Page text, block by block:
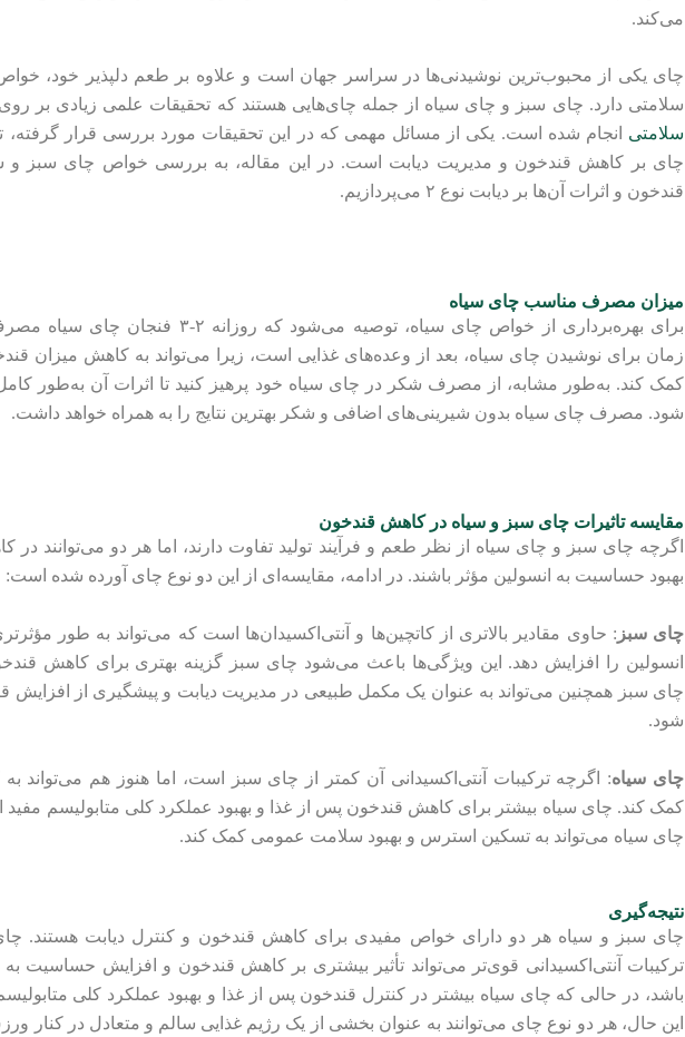
می‌کند.
چای یکی از محبوب‌ترین نوشیدنی‌ها در سراسر جهان است و علاوه بر طعم دلپذیر خود،
سلامتی دارد. چای سبز و چای سیاه از جمله چای‌هایی هستند که تحقیقات علمی زیادی بر روی
سلامتی انجام شده است. یکی از مسائل مهمی که در این تحقیقات مورد بررسی قرار گرفته،
چای بر کاهش قندخون و مدیریت دیابت است. در این مقاله، به بررسی خواص چای سبز و
قندخون و اثرات آن‌ها بر دیابت نوع ۲ می‌پردازیم.
میزان مصرف مناسب چای سیاه
برای بهره‌برداری از خواص چای سیاه، توصیه می‌شود که
زمان برای نوشیدن چای سیاه، بعد از وعده‌های غذایی است، زیرا می‌تواند به کاهش میزان
کمک کند. به‌طور مشابه، از مصرف شکر در چای سیاه خود پرهیز کنید تا اثرات آن به‌طور
شود. مصرف چای سیاه بدون شیرینی‌های اضافی و شکر بهترین نتایج را به همراه خواهد داشت.
مقایسه تاثیرات چای سبز و سیاه در کاهش قندخون
اگرچه چای سبز و چای سیاه از نظر طعم و فرآیند تولید تفاوت دارند، اما هر دو می‌توانند
بهبود حساسیت به انسولین مؤثر باشند. در ادامه، مقایسه‌ای از این دو نوع چای آورده شده است:
چای سبز : حاوی مقادیر بالاتری از کاتچین‌ها و آنتی‌اکسیدان‌ها است که می‌تواند به طور
انسولین را افزایش دهد. این ویژگی‌ها باعث می‌شود چای سبز گزینه بهتری برای کاهش
چای سبز همچنین می‌تواند به عنوان یک مکمل طبیعی در مدیریت دیابت و پیشگیری از افزایش
شود.
چای سیاه: اگرچه ترکیبات آنتی‌اکسیدانی آن کمتر از چای سبز است، اما هنوز هم می‌تواند
کمک کند. چای سیاه بیشتر برای کاهش قندخون پس از غذا و بهبود عملکرد کلی متابولیسم مفید
چای سیاه می‌تواند به تسکین استرس و بهبود سلامت عمومی کمک کند.
نتیجه‌گیری
چای سبز و سیاه هر دو دارای خواص مفیدی برای کاهش قندخون و کنترل دیابت هستند.
ترکیبات آنتی‌اکسیدانی قوی‌تر می‌تواند تأثیر بیشتری بر کاهش قندخون و افزایش حساسیت به
باشد، در حالی که چای سیاه بیشتر در کنترل قندخون پس از غذا و بهبود عملکرد کلی
این حال، هر دو نوع چای می‌توانند به عنوان بخشی از یک رژیم غذایی سالم و متعادل در کنار